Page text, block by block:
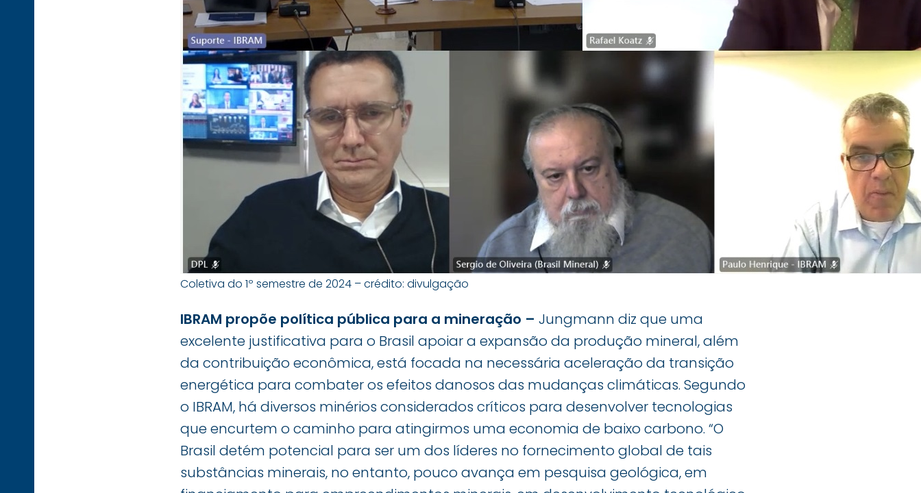
Coletiva do 1º semestre de 2024 – crédito: divulgação
IBRAM propõe política pública para a mineração – Jungmann diz que uma
excelente justificativa para o Brasil apoiar a expansão da produção mineral, além
da contribuição econômica, está focada na necessária aceleração da transição
energética para combater os efeitos danosos das mudanças climáticas. Segundo
o IBRAM, há diversos minérios considerados críticos para desenvolver tecnologias
que encurtem o caminho para atingirmos uma economia de baixo carbono. “O
Brasil detém potencial para ser um dos líderes no fornecimento global de tais
substâncias minerais, no entanto, pouco avança em pesquisa geológica, em